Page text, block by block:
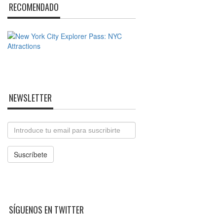
RECOMENDADO
NEWSLETTER
Email
Suscríbete
SÍGUENOS EN TWITTER